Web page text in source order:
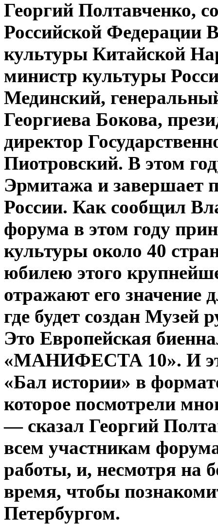
Георгий Полтавченко,
Российской Федерации
культуры Китайской
министр культуры
Мединский,
Георгиева Бокова,
директор
Пиотровский. В этом
Эрмитажа и завершает
России. Как сообщил
форума в этом году
культуры около 40
юбилею этого
отражают его значение
где будет создан Музей
Это Европейская
«МАНИФЕСТА 10». И
«Бал истории» в
которое посмотрели
— сказал Георгий
всем участникам
работы, и, несмотря на
время, чтобы
Петербургом.